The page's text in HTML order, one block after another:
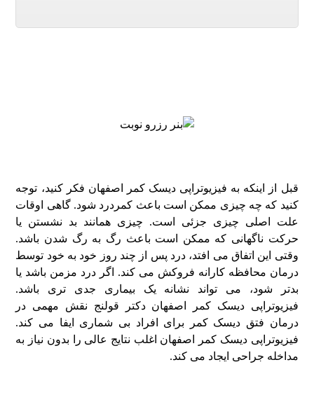
قبل از اینکه به فیزیوتراپی دیسک کمر اصفهان فکر کنید، توجه
کنید که چه چیزی ممکن است باعث کمردرد شود. گاهی اوقات
علت اصلی چیزی جزئی است. چیزی همانند بد نشستن یا
حرکت ناگهانی که ممکن است باعث رگ به رگ شدن باشد.
وقتی این اتفاق می افتد، درد پس از چند روز خود به خود توسط
درمان محافظه کارانه فروکش می کند. اگر درد مزمن باشد یا
بدتر شود، می تواند نشانه یک بیماری جدی تری باشد.
فیزیوتراپی دیسک کمر اصفهان دکتر قولنج نقش مهمی در
درمان فتق دیسک کمر برای افراد بی‌ شماری ایفا می‌ کند.
فیزیوتراپی دیسک کمر اصفهان اغلب نتایج عالی را بدون نیاز به
مداخله جراحی ایجاد می ‌کند.